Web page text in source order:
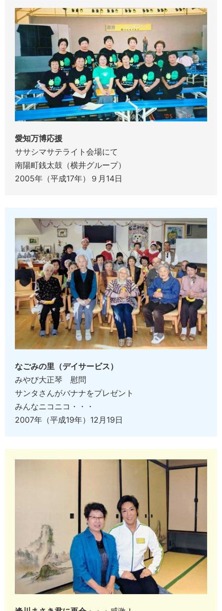
愛知万博応援
ササシマサテライト会場にて
南陽町銭太鼓（横井グループ）
2005年（平成17年）９月14日
なごみの里（デイサービス）
みやび大正琴 慰問
サンタさんがバナナをプレゼント
みんなニコニコ・・・
2007年（平成19年）12月19日